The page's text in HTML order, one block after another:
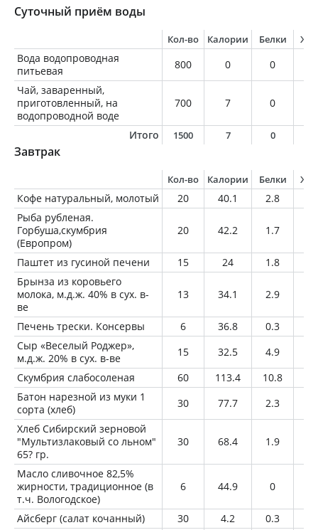
Суточный приём воды
Кол-во Калории Белки
Вода водопроводная
питьевая
800 0 0
Чай, заваренный,
приготовленный, на
водопроводной воде
700 7 0
Итого 1500 7 0
Завтрак
Кол-во Калории Белки
Кофе натуральный, молотый 20 40.1 2.8
Рыба рубленая.
Горбуша,скумбрия
(Европром)
20 42.2 1.7
Паштет из гусиной печени 15 24 1.8
Брынза из коровьего
молока, м.д.ж. 40% в сух. в-
ве
13 34.1 2.9
Печень трески. Консервы 6 36.8 0.3
Сыр «Веселый Роджер»,
м.д.ж. 20% в сух. в-ве
15 32.5 4.9
Скумбрия слабосоленая
60 113.4 10.8
Батон нарезной из муки 1
сорта (хлеб)
30 77.7 2.3
Хлеб Сибирский зерновой
"Мультизлаковый со льном"
65? гр.
30 68.4 1.9
Масло сливочное 82,5%
жирности, традиционное (в
т.ч. Вологодское)
6 44.9 0
Айсберг (салат кочанный) 30 4.2 0.3